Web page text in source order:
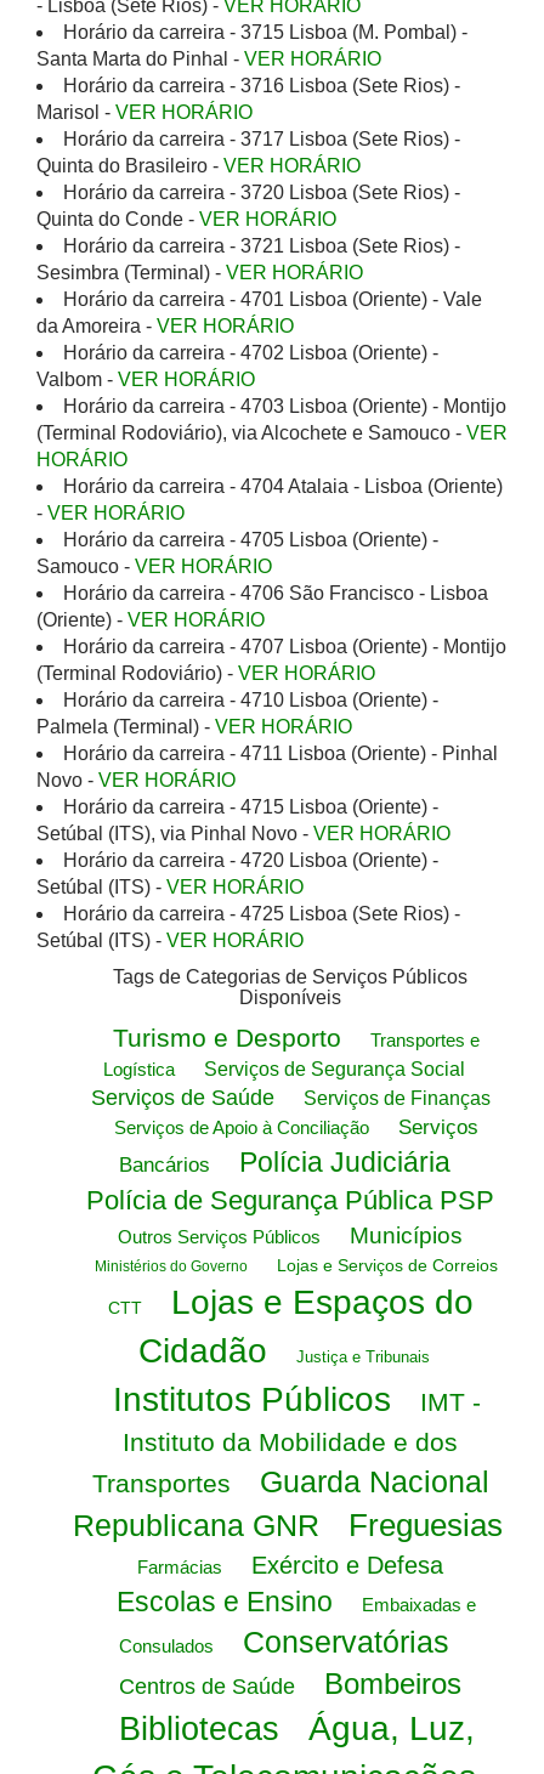
- Lisboa (Sete Rios) - VER HORÁRIO
Horário da carreira - 3715 Lisboa (M. Pombal) -
Santa Marta do Pinhal - VER HORÁRIO
Horário da carreira - 3716 Lisboa (Sete Rios) -
Marisol - VER HORÁRIO
Horário da carreira - 3717 Lisboa (Sete Rios) -
Quinta do Brasileiro - VER HORÁRIO
Horário da carreira - 3720 Lisboa (Sete Rios) -
Quinta do Conde - VER HORÁRIO
Horário da carreira - 3721 Lisboa (Sete Rios) -
Sesimbra (Terminal) - VER HORÁRIO
Horário da carreira - 4701 Lisboa (Oriente) - Vale
da Amoreira - VER HORÁRIO
Horário da carreira - 4702 Lisboa (Oriente) -
Valbom - VER HORÁRIO
Horário da carreira - 4703 Lisboa (Oriente) - Montijo
(Terminal Rodoviário), via Alcochete e Samouco - VER
HORÁRIO
Horário da carreira - 4704 Atalaia - Lisboa (Oriente)
- VER HORÁRIO
Horário da carreira - 4705 Lisboa (Oriente) -
Samouco - VER HORÁRIO
Horário da carreira - 4706 São Francisco - Lisboa
(Oriente) - VER HORÁRIO
Horário da carreira - 4707 Lisboa (Oriente) - Montijo
(Terminal Rodoviário) - VER HORÁRIO
Horário da carreira - 4710 Lisboa (Oriente) -
Palmela (Terminal) - VER HORÁRIO
Horário da carreira - 4711 Lisboa (Oriente) - Pinhal
Novo - VER HORÁRIO
Horário da carreira - 4715 Lisboa (Oriente) -
Setúbal (ITS), via Pinhal Novo - VER HORÁRIO
Horário da carreira - 4720 Lisboa (Oriente) -
Setúbal (ITS) - VER HORÁRIO
Horário da carreira - 4725 Lisboa (Sete Rios) -
Setúbal (ITS) - VER HORÁRIO
Tags de Categorias de Serviços Públicos
Disponíveis
Turismo e Desporto
Transportes e
Logística
Serviços de Segurança Social
Serviços de Saúde
Serviços de Finanças
Serviços de Apoio à Conciliação
Serviços
Bancários
Polícia Judiciária
Polícia de Segurança Pública PSP
Outros Serviços Públicos Municípios
Ministérios do Governo Lojas e Serviços de Correios
CTT
Lojas e Espaços do
Cidadão
Justiça e Tribunais
Institutos Públicos
IMT -
Instituto da Mobilidade e dos
Transportes
Guarda Nacional
Republicana GNR
Freguesias
Farmácias Exército e Defesa
Escolas e Ensino
Embaixadas e
Consulados
Conservatórias
Centros de Saúde Bombeiros
Bibliotecas
Água, Luz,